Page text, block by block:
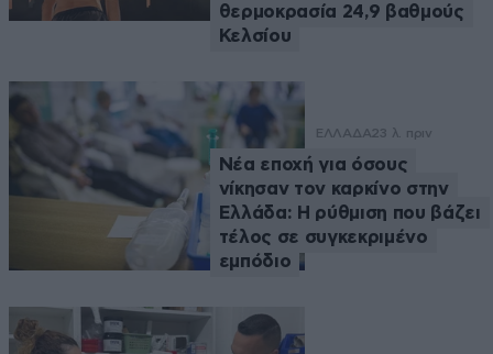
θερμοκρασία 24,9 βαθμούς
Κελσίου
ΕΛΛΑΔΑ23 λ. πριν
Νέα εποχή για όσους
νίκησαν τον καρκίνο στην
Ελλάδα: Η ρύθμιση που βάζει
τέλος σε συγκεκριμένο
εμπόδιο